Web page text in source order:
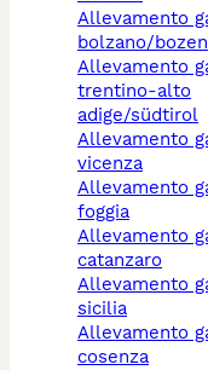
allevamento gatti
bolzano/bozen
allevamento gatti
trentino-alto
adige/südtirol
allevamento gatti
vicenza
allevamento gatti
foggia
allevamento gatti
catanzaro
allevamento gatti
sicilia
allevamento gatti
cosenza